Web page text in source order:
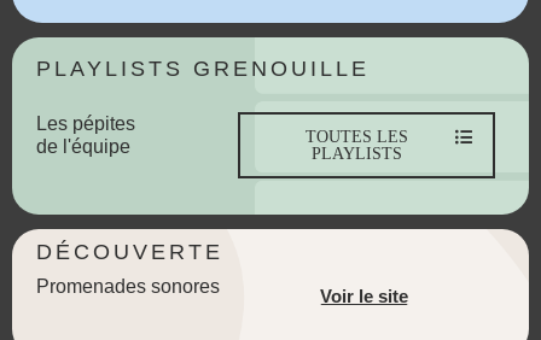
PLAYLISTS GRENOUILLE
Les pépites
de l'équipe
TOUTES LES
PLAYLISTS
DÉCOUVERTE
Promenades sonores Voir le site